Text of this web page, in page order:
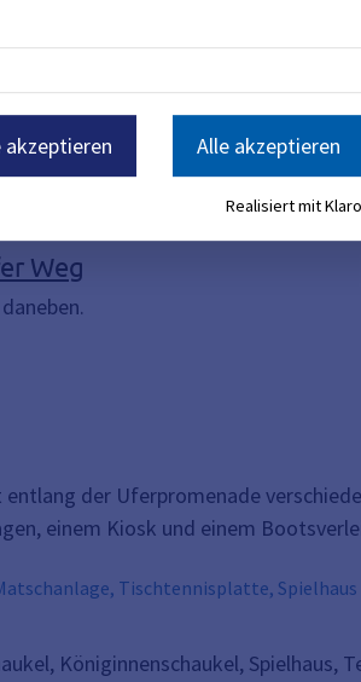
befindet sich neben dem Holzweg,
nördlich des Neumühlstegs.
Weg
der Uferpromenade
einem Kiosk und einem
Tischtennisplatte, Spielhaus
Königinnenschaukel, Spielhaus,
Alle akzeptieren
Realisiert mit